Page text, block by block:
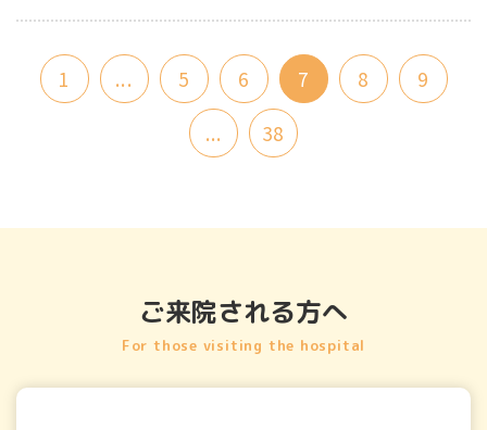
1 ... 5 6 7 8
9
...
38
ご来院される方へ
For those visiting the hospital